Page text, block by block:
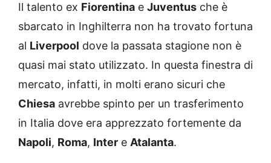
Il talento ex Fiorentina e Juventus che è
sbarcato in Inghilterra non ha trovato fortuna
al Liverpool dove la passata stagione non è
quasi mai stato utilizzato. In questa finestra di
mercato, infatti, in molti erano sicuri che
Chiesa avrebbe spinto per un trasferimento
in Italia dove era apprezzato fortemente da
Napoli, Roma, Inter e Atalanta.